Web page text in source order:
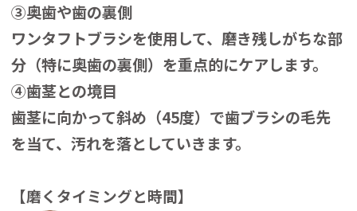
③奥歯や歯の裏側
ワンタフトブラシを使用して、磨き残しがちな部
分（特に奥歯の裏側）を重点的にケアします。
④歯茎との境目
歯茎に向かって斜め（45度）で歯ブラシの毛先
を当て、汚れを落としていきます。
【磨くタイミングと時間】